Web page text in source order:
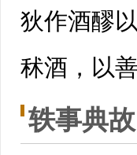
狄作酒醪
秫酒，以
轶事典故